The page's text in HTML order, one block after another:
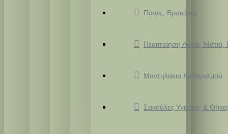
Πάνες, Βρακάκια
Περιποίηση Αυτιά,
Μαντηλάκια Καθαρισμού
Σακούλες Υγιεινής &